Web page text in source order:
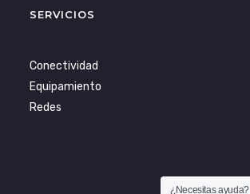
SERVICIOS
Conectividad
Equipamiento
Redes
¿Necesitas ayuda?